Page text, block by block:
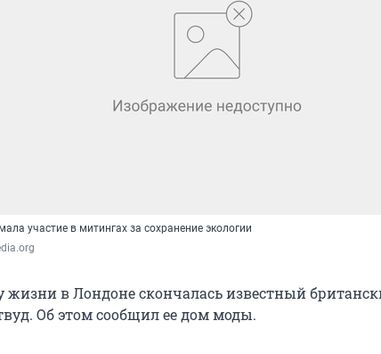
участие в митингах за сохранение экологии
жизни в Лондоне скончалась известный
Об этом сообщил ее дом моды.